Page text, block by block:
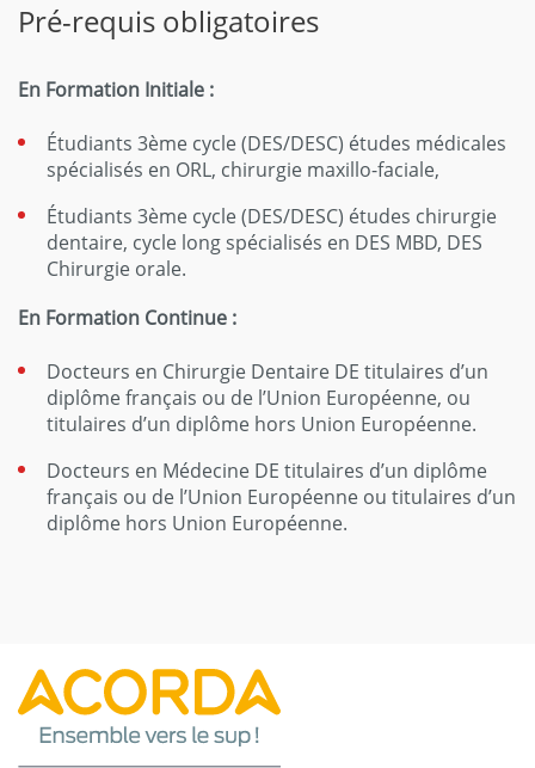
Pré-requis obligatoires
En Formation Initiale :
Étudiants 3ème cycle (DES/DESC) études médicales
spécialisés en ORL, chirurgie maxillo-faciale,
Étudiants 3ème cycle (DES/DESC) études chirurgie
dentaire, cycle long spécialisés en DES MBD, DES
Chirurgie orale.
En Formation Continue :
Docteurs en Chirurgie Dentaire DE titulaires d’un
diplôme français ou de l’Union Européenne, ou
titulaires d’un diplôme hors Union Européenne.
Docteurs en Médecine DE titulaires d’un diplôme
français ou de l’Union Européenne ou titulaires d’un
diplôme hors Union Européenne.